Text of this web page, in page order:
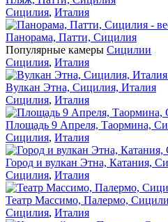
Сицилия, Италия
Панорама, Патти, Сицилия
Популярные камеры Сицилии
Сицилия, Италия
Вулкан Этна, Сицилия, Италия
Сицилия, Италия
Площадь 9 Апреля, Таормина,
Сицилия, Италия
Город и вулкан Этна, Катания,
Сицилия, Италия
Театр Массимо, Палермо,
Сицилия, Италия